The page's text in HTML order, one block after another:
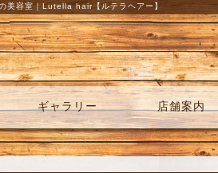
美容室｜Lutella hair【ルテラヘアー】
ギャラリー 店舗案内